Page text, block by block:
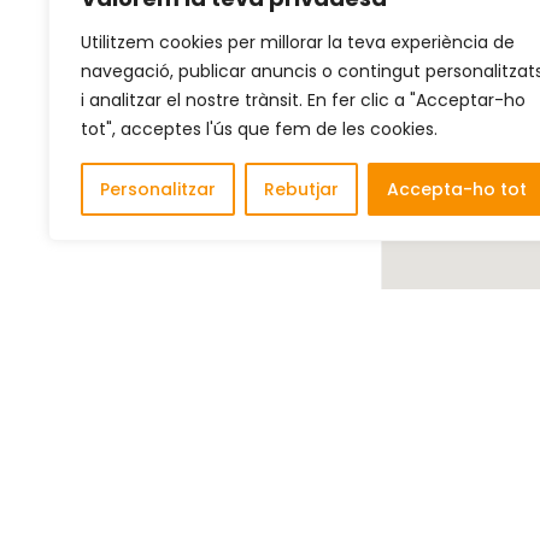
Utilitzem cookies per millorar la teva experiència de
navegació, publicar anuncis o contingut
i analitzar el nostre trànsit. En fer clic a "Acceptar-ho
tot", acceptes l'ús que fem de les cookies.
Personalitzar Rebutjar Accepta-ho tot